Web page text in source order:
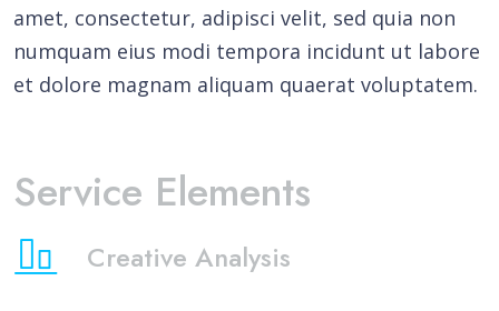
amet, consectetur, adipisci velit, sed quia non
numquam eius modi tempora incidunt ut labore
et dolore magnam aliquam quaerat voluptatem.
Service Elements
Creative Analysis